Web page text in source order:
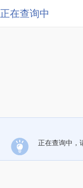
正在查询中
正在查询中，